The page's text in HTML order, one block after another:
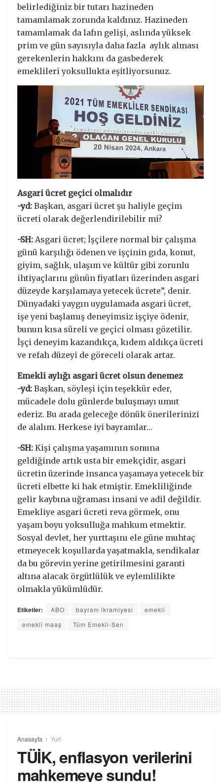
belirlediğiniz bir tutarı hazineden
tamamlamak zorunda kaldınız. Hazineden
tamamlamak da lafın gelişi, aslında yüksek
prim ve gün sayısıyla daha fazla aylık alması
gerekenlerin hakkını da gasbederek
emeklileri yoksullukta eşitliyorsunuz.
Asgari ücret geçici olmalıdır
-yd: Başkan, asgari ücret şu haliyle geçim
ücreti olarak değerlendirilebilir mi?
-SH: Asgari ücret; İşçilere normal bir çalışma
günü karşılığı ödenen ve işçinin gıda, konut,
giyim, sağlık, ulaşım ve kültür gibi zorunlu
ihtiyaçlarını günün fiyatları üzerinden asgari
düzeyde karşılamaya yetecek ücrete”, denir.
Dünyadaki yaygın uygulamada asgari ücret,
işe yeni başlamış deneyimsiz işçiye ödenir,
bunun kısa süreli ve geçici olması gözetilir.
İşçi deneyim kazandıkça, kıdem aldıkça ücreti
ve refah düzeyi de göreceli olarak artar.
Emekli aylığı asgari ücret olsun denemez
-yd: Başkan, söyleşi için teşekkür eder,
mücadele dolu günlerde buluşmayı umut
ederiz. Bu arada geleceğe dönük önerilerinizi
de alalım. Herkese iyi bayramlar…
-SH: Kişi çalışma yaşamının sonuna
geldiğinde artık usta bir emekçidir, asgari
ücretin üzerinde insanca yaşamaya yetecek bir
ücreti elbette ki hak etmiştir. Emekliliğinde
gelir kaybına uğraması insani ve adil değildir.
Emekliye asgari ücreti reva görmek, onu
yaşam boyu yoksulluğa mahkum etmektir.
Sosyal devlet, her yurttaşını ele güne muhtaç
etmeyecek koşullarda yaşatmakla, sendikalar
da bu görevin yerine getirilmesini garanti
altına alacak örgütlülük ve eylemlilikte
olmakla yükümlüdür.
Etiketler: ABO bayram ikramiyesi
emekli
emekli maaş
Tüm Emekli-Sen
Anasayfa Yurt
TÜİK, enflasyon verilerini
mahkemeye sundu!